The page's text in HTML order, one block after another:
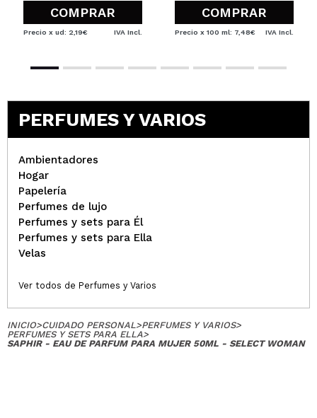
COMPRAR
Precio x ud: 2,19€ IVA Incl.
COMPRAR
Precio x 100 ml: 7,48€ IVA Incl.
PERFUMES Y VARIOS
Ambientadores
Hogar
Papelería
Perfumes de lujo
Perfumes y sets para Él
Perfumes y sets para Ella
Velas
Ver todos de Perfumes y Varios
INICIO>CUIDADO PERSONAL>PERFUMES Y VARIOS>
PERFUMES Y SETS PARA ELLA>
SAPHIR - EAU DE PARFUM PARA MUJER 50ML - SELECT WOMAN